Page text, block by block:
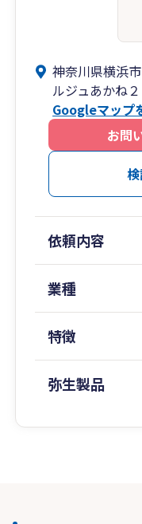
神奈川県横浜
ルジュあかね
Googleマップ
お問
依頼内容
業種
特徴
弥生製品